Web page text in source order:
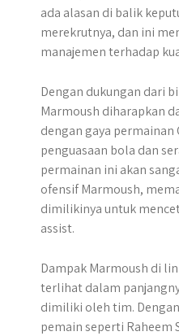
ada alasan di balik
merekrutnya, dan ini
manajemen terhadap
Dengan dukungan dari
Marmoush diharapkan
dengan gaya permainan
penguasaan bola dan
permainan ini akan
ofensif Marmoush,
dimilikinya untuk
assist.
Dampak Marmoush di
terlihat dalam
dimiliki oleh tim.
pemain seperti Raheem